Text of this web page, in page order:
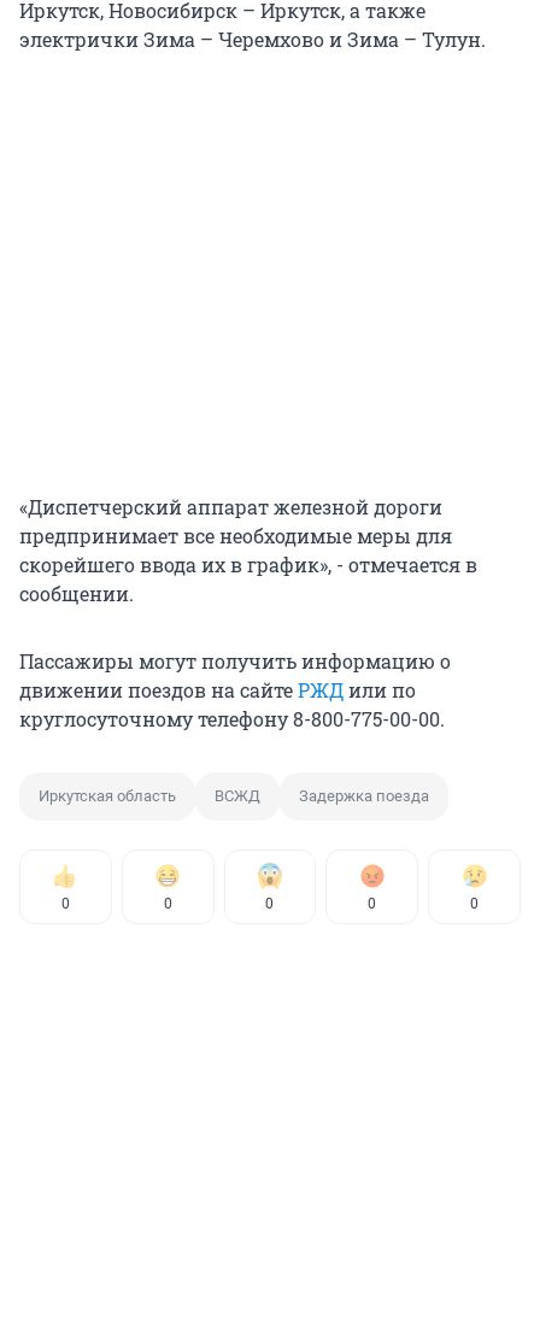
Иркутск, Новосибирск – Иркутск, а также
электрички Зима – Черемхово и Зима – Тулун.
«Диспетчерский аппарат железной дороги
предпринимает все необходимые меры для
скорейшего ввода их в график», - отмечается в
сообщении.
Пассажиры могут получить информацию о
движении поездов на сайтеРЖДили по
круглосуточному телефону 8-800-775-00-00.
Иркутская область ВСЖД Задержка поезда
0 0 0 0 0